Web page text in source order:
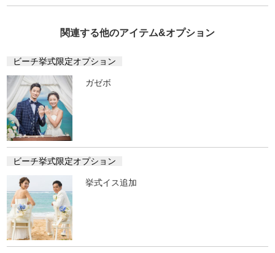
関連する他のアイテム&オプション
ビーチ挙式限定オプション
ガゼボ
ビーチ挙式限定オプション
挙式イス追加